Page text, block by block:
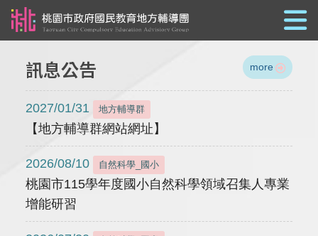
訊息公告 more
2027/01/31 地方輔導群
【地方輔導群網站網址】
2026/08/10 自然科學_國小
桃園市115學年度國小自然科學領域召集人專業
增能研習